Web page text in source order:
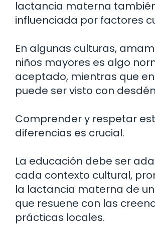
lactancia materna
influenciada por factores
En algunas culturas,
niños mayores es algo
aceptado, mientras que
puede ser visto con
Comprender y respetar
diferencias es crucial.
La educación debe ser
cada contexto cultural,
la lactancia materna de
que resuene con las
prácticas locales.